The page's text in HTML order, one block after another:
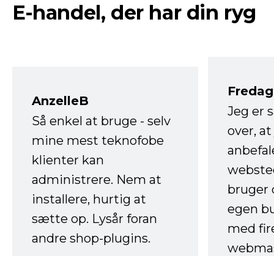
E-handel, der har din ryg
AnzelleB
Så enkel at bruge - selv
mine mest teknofobe
klienter kan
administrere. Nem at
installere, hurtig at
sætte op. Lysår foran
andre shop-plugins.
Jeg er
over,
bruger
egen
med